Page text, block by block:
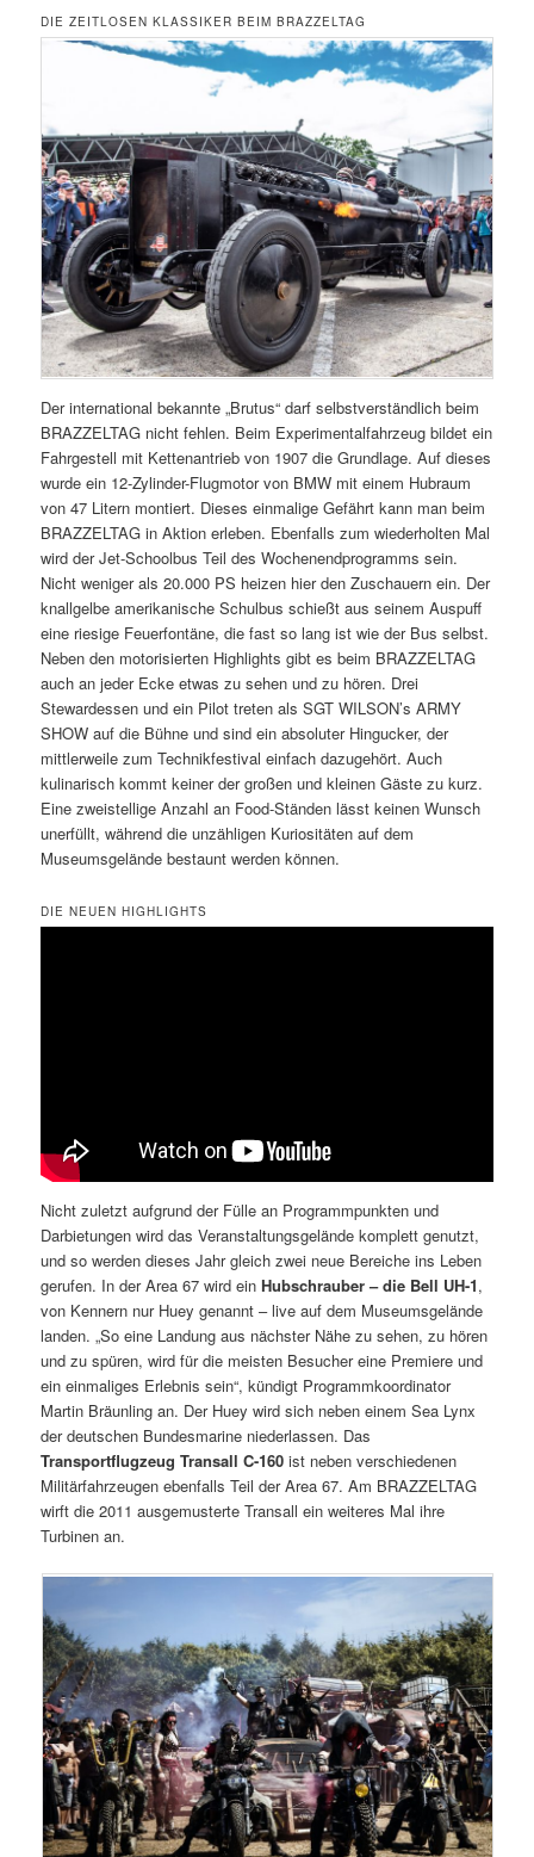
DIE ZEITLOSEN KLASSIKER BEIM BRAZZELTAG
Der international bekannte „Brutus“ darf selbstverständlich beim
BRAZZELTAG nicht fehlen. Beim Experimentalfahrzeug bildet ein
Fahrgestell mit Kettenantrieb von 1907 die Grundlage. Auf dieses
wurde ein 12-Zylinder-Flugmotor von BMW mit einem Hubraum
von 47 Litern montiert. Dieses einmalige Gefährt kann man beim
BRAZZELTAG in Aktion erleben. Ebenfalls zum wiederholten Mal
wird der Jet-Schoolbus Teil des Wochenendprogramms sein.
Nicht weniger als 20.000 PS heizen hier den Zuschauern ein. Der
knallgelbe amerikanische Schulbus schießt aus seinem Auspuff
eine riesige Feuerfontäne, die fast so lang ist wie der Bus selbst.
Neben den motorisierten Highlights gibt es beim BRAZZELTAG
auch an jeder Ecke etwas zu sehen und zu hören. Drei
Stewardessen und ein Pilot treten als SGT WILSON’s ARMY
SHOW auf die Bühne und sind ein absoluter Hingucker, der
mittlerweile zum Technikfestival einfach dazugehört. Auch
kulinarisch kommt keiner der großen und kleinen Gäste zu kurz.
Eine zweistellige Anzahl an Food-Ständen lässt keinen Wunsch
unerfüllt, während die unzähligen Kuriositäten auf dem
Museumsgelände bestaunt werden können.
DIE NEUEN HIGHLIGHTS
Nicht zuletzt aufgrund der Fülle an Programmpunkten und
Darbietungen wird das Veranstaltungsgelände komplett genutzt,
und so werden dieses Jahr gleich zwei neue Bereiche ins Leben
gerufen. In der Area 67 wird einHubschrauber – die Bell UH-1,
von Kennern nur Huey genannt – live auf dem Museumsgelände
landen. „So eine Landung aus nächster Nähe zu sehen, zu hören
und zu spüren, wird für die meisten Besucher eine Premiere und
ein einmaliges Erlebnis sein“, kündigt Programmkoordinator
Martin Bräunling an. Der Huey wird sich neben einem Sea Lynx
der deutschen Bundesmarine niederlassen. Das
Transportflugzeug Transall C-160 ist neben verschiedenen
Militärfahrzeugen ebenfalls Teil der Area 67. Am BRAZZELTAG
wirft die 2011 ausgemusterte Transall ein weiteres Mal ihre
Turbinen an.